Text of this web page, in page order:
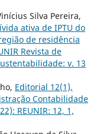
Silva Pereira,
ativa de IPTU do
de residência
Revista de
v. 13
Editorial 12(1),
Contabilidade
REUNIR: 12, 1,